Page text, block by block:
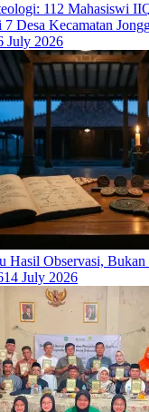
112 Mahasiswi
Desa Kecamatan
July 2026
Hasil Observasi, Bukan
14 July 2026